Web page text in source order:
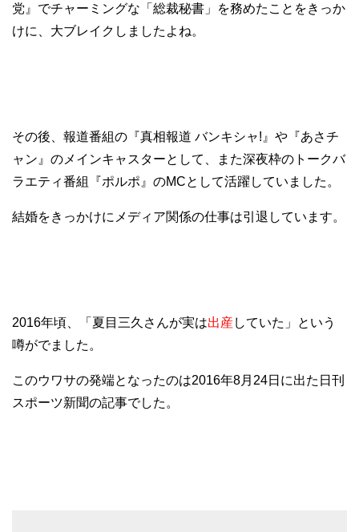
党』でチャーミングな「総裁秘書」を務めたことをきっか
けに、大ブレイクしましたよね。
その後、報道番組の『真相報道 バンキシャ!』や『あさチ
ャン』のメインキャスターとして、また深夜枠のトークバ
ラエティ番組『ポルポ』のMCとして活躍していました。
結婚をきっかけにメディア関係の仕事は引退しています。
2016年頃、「夏目三久さんが実は出産していた」という
噂がでました。
このウワサの発端となったのは2016年8月24日に出た日刊
スポーツ新聞の記事でした。